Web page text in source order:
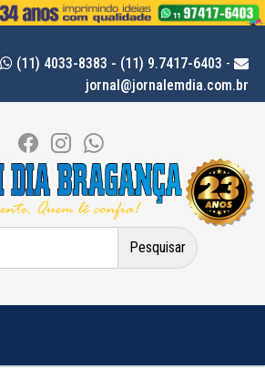
(11) 4033-8383 - (11) 9.7417-6403 -
jornal@jornalemdia.com.br